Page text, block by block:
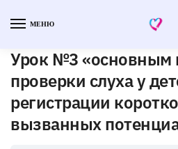
МЕНЮ
Урок №3 «основным
проверки слуха у
регистрации
вызванных